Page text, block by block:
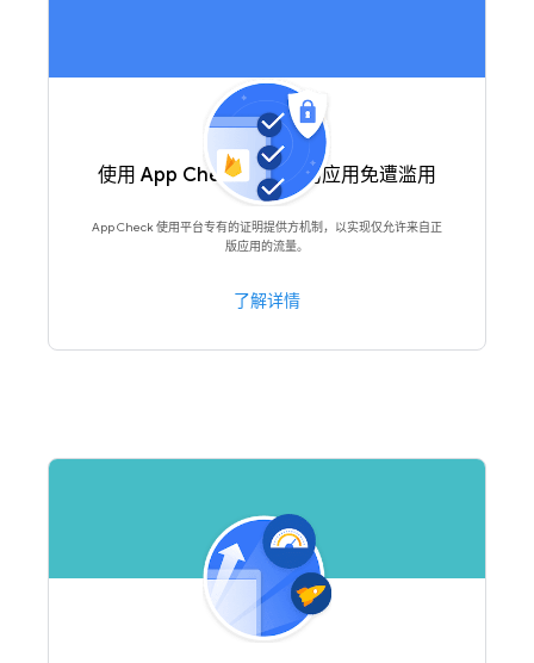
使用 App Check 保护您的应用免遭滥用
App Check 使用平台专有的证明提供方机制，以实现仅允许来自正
版应用的流量。
了解详情